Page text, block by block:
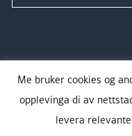
Me bruker cookies og
opplevinga di av
levera